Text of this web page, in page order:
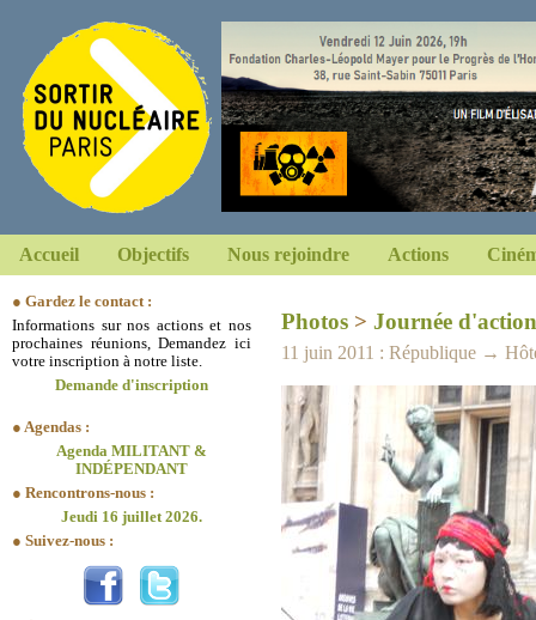
Accueil Objectifs Nous rejoindre Actions
● Gardez le contact :
Informations sur nos actions et nos
prochaines réunions, Demandez ici
votre inscription à notre liste.
Demande d'inscription
● Agendas :
Agenda MILITANT &
INDÉPENDANT
● Rencontrons-nous :
Jeudi 16 juillet 2026.
● Suivez-nous :
Photos > Journée
11 juin 2011 : République →